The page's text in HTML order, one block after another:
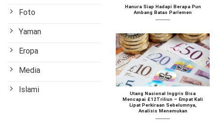
Foto
Yaman
Eropa
Media
Islami
Hanura Siap Hadapi Berapa Pun
Ambang Batas Parlemen
Utang Nasional Inggris Bisa
Mencapai £12Triliun – Empat Kali
Lipat Perkiraan Sebelumnya,
Analisis Menemukan